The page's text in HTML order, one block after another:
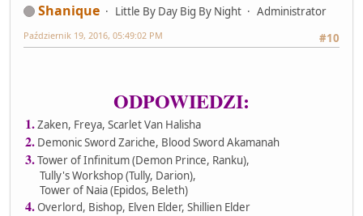
Shanique Little By Day Big By Night
Administrator
#10
Październik 19, 2016, 05:49:02 PM
ODPOWIEDZI:
1.Zaken, Freya, Scarlet Van Halisha
2. Demonic Sword Zariche, Blood Sword Akamanah
3.Tower of Infinitum (Demon Prince, Ranku),
Tully's Workshop (Tully, Darion),
Tower of Naia (Epidos, Beleth)
4.Overlord, Bishop, Elven Elder, Shillien Elder